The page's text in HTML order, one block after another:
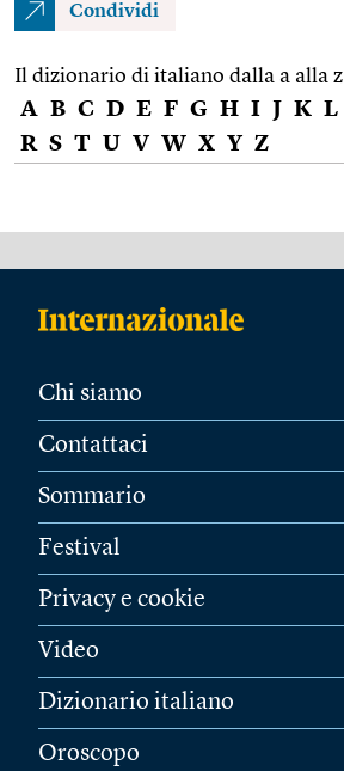
Condividi
Il dizionario di italiano dalla a alla z
A B C D E F G H I J K L
R S T U V W X Y Z
Chi siamo
Contattaci
Sommario
Festival
Privacy e cookie
Video
Dizionario italiano
Oroscopo